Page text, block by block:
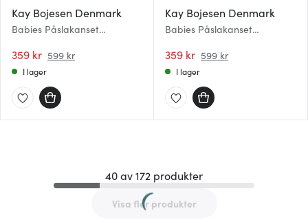
Kay Bojesen Denmark
Babies Påslakanset
Blå
359 kr 599 kr
I lager
Kay Bojesen Denmark
Babies Påslakanset
Rosa
359 kr 599 kr
I lager
40 av 172 produkter
Visa fler produkter